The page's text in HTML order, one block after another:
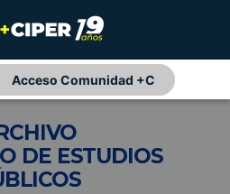
Acceso Comunidad +C
DE ESTUDIOS